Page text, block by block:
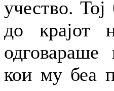
учество.
до крајот
кои му беа